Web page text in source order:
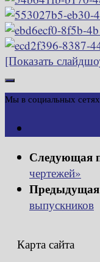
[Показать
Мы в социальных сетях
Следующая
чертежей»
выпускников
Карта сайта